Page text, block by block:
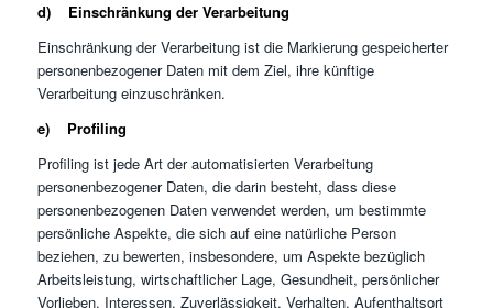
d) Einschränkung der Verarbeitung
Einschränkung der Verarbeitung ist die Markierung gespeicherter
personenbezogener Daten mit dem Ziel, ihre künftige
Verarbeitung einzuschränken.
e) Profiling
Profiling ist jede Art der automatisierten Verarbeitung
personenbezogener Daten, die darin besteht, dass diese
personenbezogenen Daten verwendet werden, um bestimmte
persönliche Aspekte, die sich auf eine natürliche Person
beziehen, zu bewerten, insbesondere, um Aspekte bezüglich
Arbeitsleistung, wirtschaftlicher Lage, Gesundheit, persönlicher
Vorlieben, Interessen, Zuverlässigkeit, Verhalten, Aufenthaltsort